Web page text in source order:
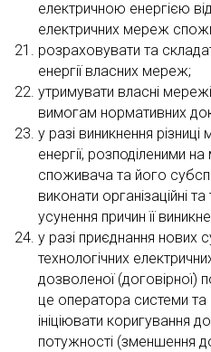
електричною енергією
електричних мереж
розраховувати та
енергії власних мереж;
утримувати власні
вимогам нормативних
у разі виникнення
енергії, розподіленими
споживача та його
виконати організаційні
усунення причин її
у разі приєднання нових
технологічних
дозволеної (договірної)
це оператора системи
ініціювати коригування
потужності (зменшення